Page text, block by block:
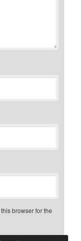
browser for the